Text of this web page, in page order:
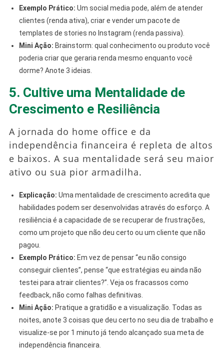
Exemplo Prático: Um social media pode, além de atender
clientes (renda ativa), criar e vender um pacote de
templates de stories no Instagram (renda passiva).
Mini Ação: Brainstorm: qual conhecimento ou produto você
poderia criar que geraria renda mesmo enquanto você
dorme? Anote 3 ideias.
5. Cultive uma Mentalidade de
Crescimento e Resiliência
A jornada do home office e da
independência financeira é repleta de altos
e baixos. A sua mentalidade será seu maior
ativo ou sua pior armadilha.
Explicação: Uma mentalidade de crescimento acredita que
habilidades podem ser desenvolvidas através do esforço. A
resiliência é a capacidade de se recuperar de frustrações,
como um projeto que não deu certo ou um cliente que não
pagou.
Exemplo Prático: Em vez de pensar “eu não consigo
conseguir clientes”, pense “que estratégias eu ainda não
testei para atrair clientes?”. Veja os fracassos como
feedback, não como falhas definitivas.
Mini Ação: Pratique a gratidão e a visualização. Todas as
noites, anote 3 coisas que deu certo no seu dia de trabalho e
visualize-se por 1 minuto já tendo alcançado sua meta de
independência financeira.